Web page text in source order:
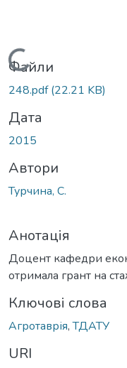
Вантажиться...
Файли
248.pdf(22.21 KB)
Дата
2015
Автори
Турчина, С.
Анотація
Доцент кафедри
отримала грант на
Ключові слова
Агротаврія,ТДАТУ
URI